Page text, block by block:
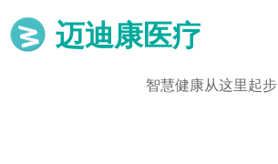
迈迪康医疗
智慧健康从这里起步